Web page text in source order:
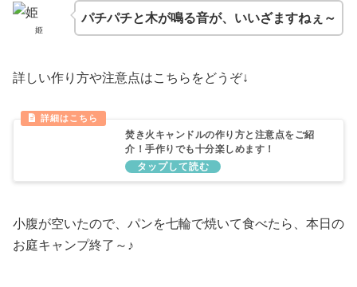
姫
パチパチと木が鳴る音が、いいざますねぇ～
詳しい作り方や注意点はこちらをどうぞ↓
焚き火キャンドルの作り方と注意点をご紹
介！手作りでも十分楽しめます！
小腹が空いたので、パンを七輪で焼いて食べたら、本日の
お庭キャンプ終了～♪